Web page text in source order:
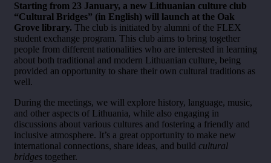
Starting from 23 January, a new Lithuanian culture club
“Cultural Bridges” (in English) will launch at the Oak
Grove library. The club is initiated by alumni of the FLEX
student exchange program. This club aims to bring together
people from different nationalities who are interested in learning
about both traditional and modern Lithuanian culture, being
provided an opportunity to share their own cultural traditions as
well.
During the meetings, we will explore history, language, music,
and other aspects of Lithuania, while also engaging in
discussions about various cultures and fostering a friendly and
inclusive atmosphere. It’s a great opportunity to make new
international connections, share ideas, and build cultural
bridges together.